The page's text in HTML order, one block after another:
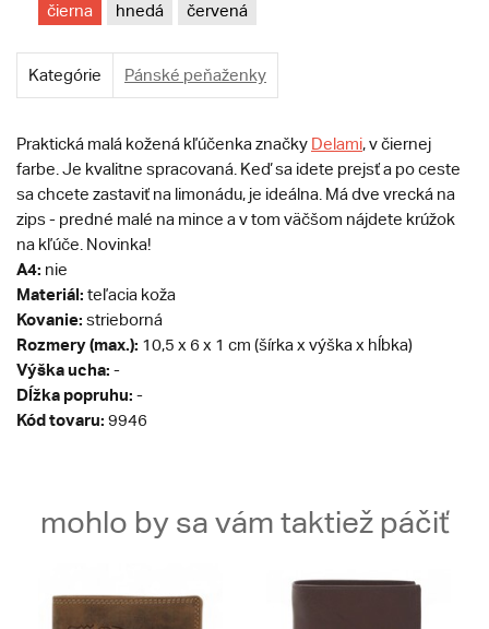
čierna hnedá červená
Kategórie Pánské peňaženky
Praktická malá kožená kľúčenka značky Delami, v čiernej
farbe. Je kvalitne spracovaná. Keď sa idete prejsť a po ceste
sa chcete zastaviť na limonádu, je ideálna. Má dve vrecká na
zips - predné malé na mince a v tom väčšom nájdete krúžok
na kľúče. Novinka!
A4: nie
Materiál: teľacia koža
Kovanie: strieborná
Rozmery (max.): 10,5 x 6 x 1 cm (šírka x výška x hĺbka)
Výška ucha: -
Dĺžka popruhu: -
Kód tovaru: 9946
mohlo by sa vám taktiež páčiť